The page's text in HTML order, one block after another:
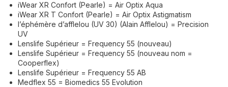
iWear XR Confort (Pearle) = Air Optix Aqua
iWear XR T Confort (Pearle) = Air Optix Astigmatism
l’éphémère d’afflelou (UV 30) (Alain Afflelou) = Precision
UV
Lenslife Supérieur = Frequency 55 (nouveau)
Lenslife Supérieur = Frequency 55 (nouveau nom =
Cooperflex)
Lenslife Supérieur = Frequency 55 AB
Medflex 55 = Biomedics 55 Evolution